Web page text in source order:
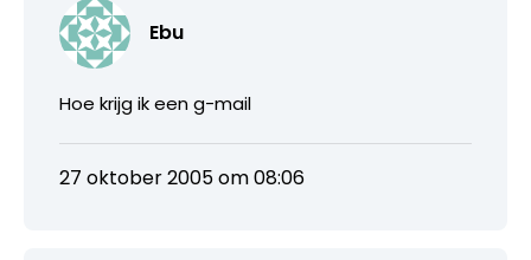
Ebu
Hoe krijg ik een g-mail
27 oktober 2005 om 08:06